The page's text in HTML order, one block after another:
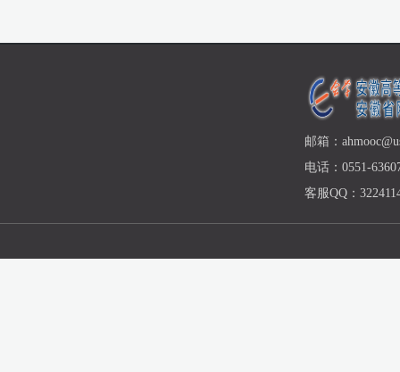
邮箱：
电话：0551-
客服QQ：